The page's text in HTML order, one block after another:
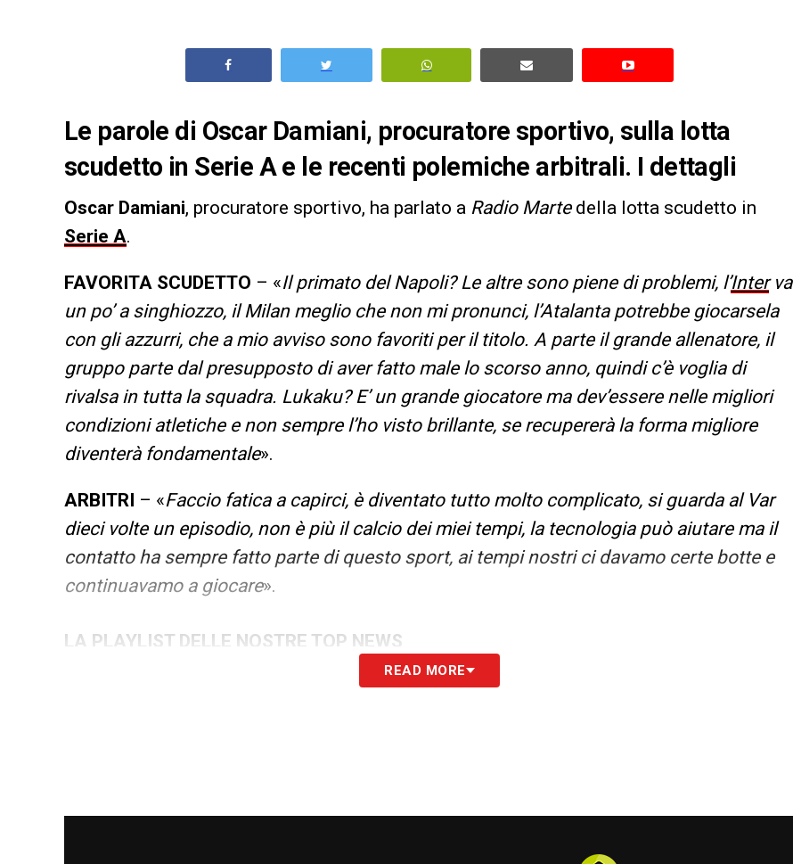
Le parole di Oscar Damiani, procuratore sportivo, sulla lotta
scudetto in Serie A e le recenti polemiche arbitrali. I dettagli
Oscar Damiani, procuratore sportivo, ha parlato a Radio Martedella lotta scudetto in
Serie A.
FAVORITA SCUDETTO – «Il primato del Napoli? Le altre sono piene di problemi, l’Interva
un po’ a singhiozzo, il Milan meglio che non mi pronunci, l’Atalanta potrebbe giocarsela
con gli azzurri, che a mio avviso sono favoriti per il titolo. A parte il grande allenatore, il
gruppo parte dal presupposto di aver fatto male lo scorso anno, quindi c’è voglia di
rivalsa in tutta la squadra. Lukaku? E’ un grande giocatore ma dev’essere nelle migliori
condizioni atletiche e non sempre l’ho visto brillante, se recupererà la forma migliore
diventerà fondamentale».
ARBITRI – «Faccio fatica a capirci, è diventato tutto molto complicato, si guarda al Var
dieci volte un episodio, non è più il calcio dei miei tempi, la tecnologia può aiutare ma il
contatto ha sempre fatto parte di questo sport, ai tempi nostri ci davamo certe botte e
continuavamo a giocare».
LA PLAYLIST DELLE NOSTRE TOP NEWS
READ MORE